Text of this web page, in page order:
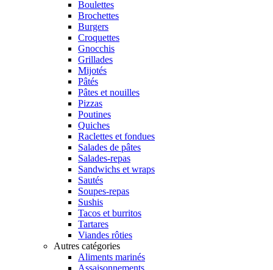
Boulettes
Brochettes
Burgers
Croquettes
Gnocchis
Grillades
Mijotés
Pâtés
Pâtes et nouilles
Pizzas
Poutines
Quiches
Raclettes et fondues
Salades de pâtes
Salades-repas
Sandwichs et wraps
Sautés
Soupes-repas
Sushis
Tacos et burritos
Tartares
Viandes rôties
Autres catégories
Aliments marinés
Assaisonnements